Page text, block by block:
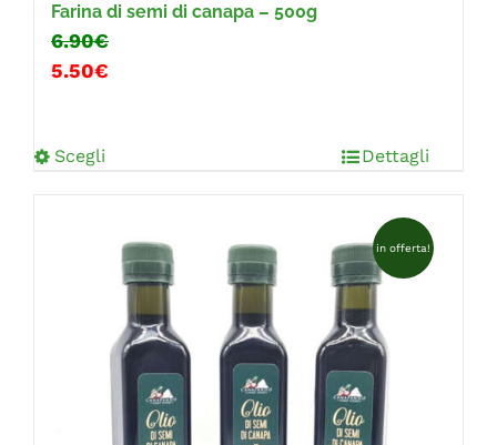
Farina di semi di canapa – 500g
6.90€
5.50€
Scegli Dettagli
in offerta!